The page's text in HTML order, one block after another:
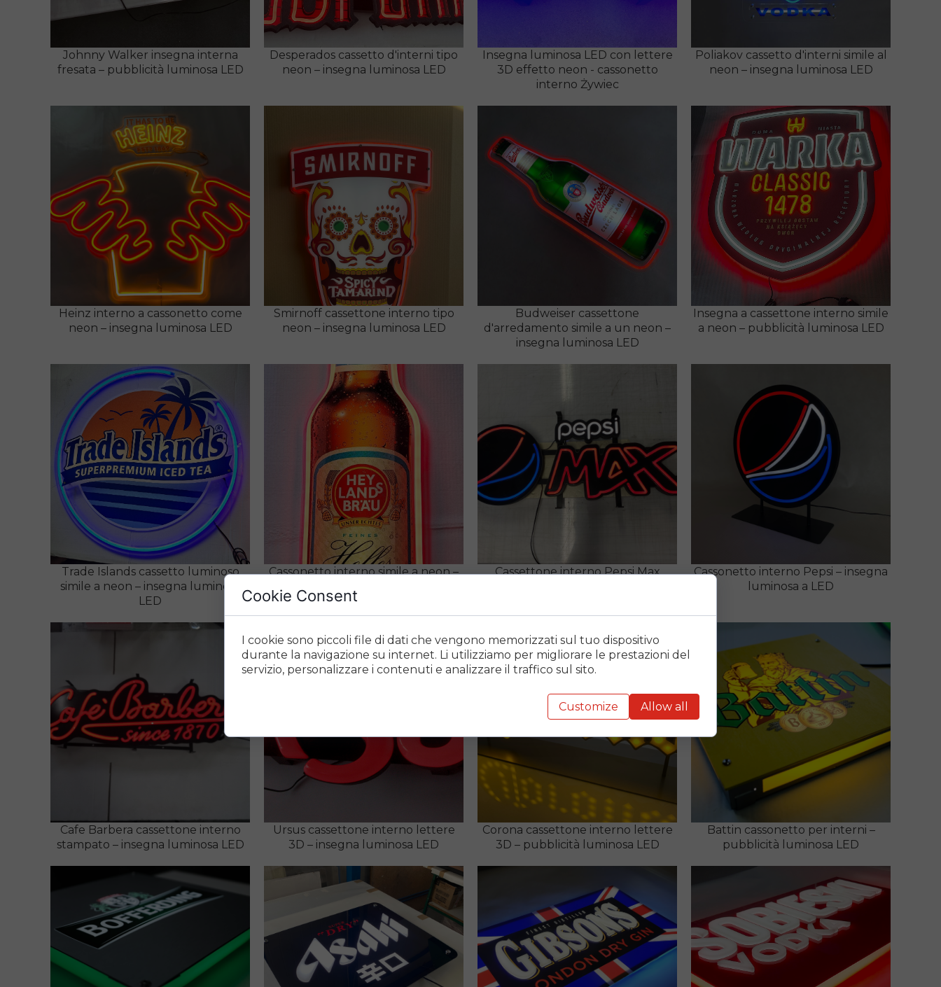
Johnny Walker insegna interna
fresata – pubblicità luminosa LED
Desperados cassetto d'interni tipo
neon – insegna luminosa LED
Insegna luminosa LED con lettere
3D effetto neon - cassonetto
interno Żywiec
Poliakov cassetto d'interni simile al
neon – insegna luminosa LED
Heinz interno a cassonetto come
neon – insegna luminosa LED
Smirnoff cassettone interno tipo
neon – insegna luminosa LED
Budweiser cassettone
d'arredamento simile a un neon –
insegna luminosa LED
Insegna a cassettone interno simile
a neon – pubblicità luminosa LED
Trade Islands cassetto luminoso
simile a neon – insegna luminosa
LED
Cassonetto interno simile a neon –
insegna luminosa LED
Cassettone interno Pepsi Max
Cassonetto interno Pepsi – insegna
luminosa a LED
Cafe Barbera cassettone interno
stampato – insegna luminosa LED
Ursus cassettone interno lettere
3D – insegna luminosa LED
Corona cassettone interno lettere
3D – pubblicità luminosa LED
Battin cassonetto per interni –
pubblicità luminosa LED
Cookie Consent
I cookie sono piccoli file di dati che vengono memorizzati sul tuo dispositivo
durante la navigazione su internet. Li utilizziamo per migliorare le prestazioni del
servizio, personalizzare i contenuti e analizzare il traffico sul sito.
Customize Allow all